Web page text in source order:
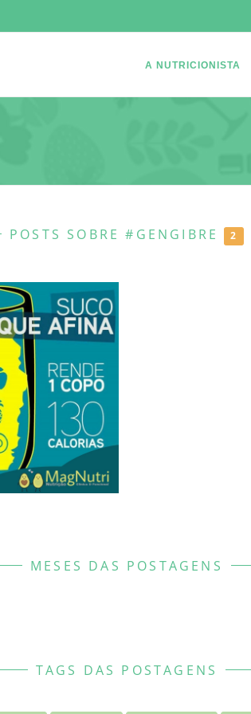
A NUTRICIONISTA
POSTS SOBRE #GENGIBRE 2
MESES DAS POSTAGENS
TAGS DAS POSTAGENS